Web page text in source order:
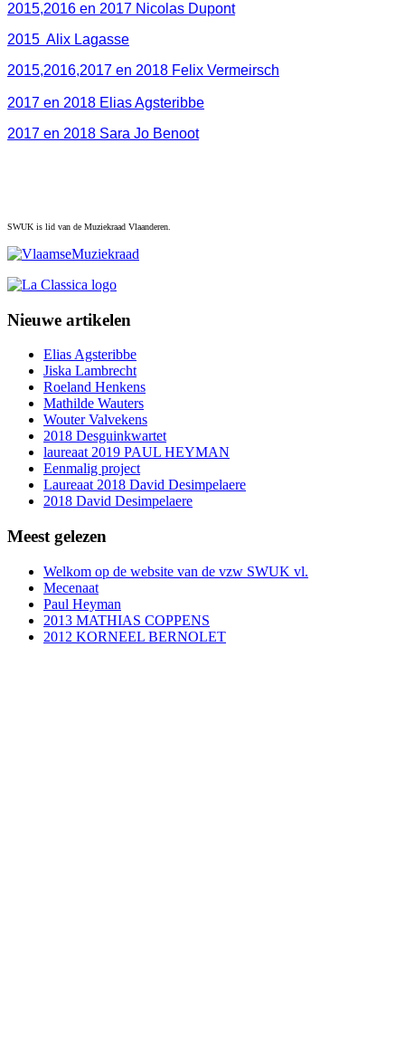
2015,2016 en 2017 Nicolas Dupont
2015 Alix Lagasse
2015,2016,2017 en 2018 Felix Vermeirsch
2017 en 2018 Elias Agsteribbe
2017 en 2018 Sara Jo Benoot
SWUK is lid van de Muziekraad Vlaanderen.
Nieuwe artikelen
Elias Agsteribbe
Jiska Lambrecht
Roeland Henkens
Mathilde Wauters
Wouter Valvekens
2018 Desguinkwartet
laureaat 2019 PAUL HEYMAN
Eenmalig project
Laureaat 2018 David Desimpelaere
2018 David Desimpelaere
Meest gelezen
Welkom op de website van de vzw SWUK vl.
Mecenaat
Paul Heyman
2013 MATHIAS COPPENS
2012 KORNEEL BERNOLET